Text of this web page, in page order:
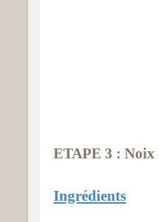
ETAPE 3 : Noix
Ingrédients